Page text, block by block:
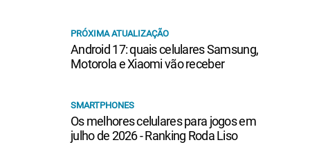
PRÓXIMA ATUALIZAÇÃO
Android 17: quais celulares Samsung,
Motorola e Xiaomi vão receber
SMARTPHONES
Os melhores celulares para jogos em
julho de 2026 - Ranking Roda Liso